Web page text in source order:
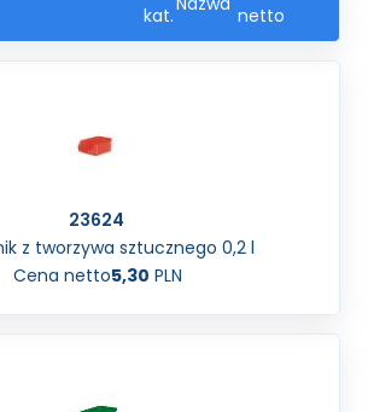
kat.
netto
23624
z tworzywa sztucznego 0,2 l
Cena netto5,30 PLN